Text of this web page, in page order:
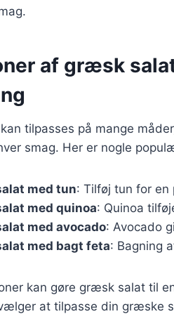
af græsk
tilpasses på mange
smag. Her er nogle
med tun: Tilføj tun for en
med quinoa: Quinoa
med avocado: Avocado
med bagt feta: Bagning
kan gøre græsk salat til
at tilpasse din græske